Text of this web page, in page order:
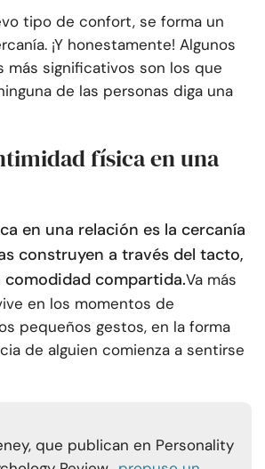
tipo de confort, se forma un
¡Y honestamente! Algunos
más significativos son los que
de las personas diga una
física en una
en una relación es la cercanía
construyen a través del tacto,
comodidad compartida.Va más
en los momentos de
pequeños gestos, en la forma
de alguien comienza a sentirse
que publican en Personality